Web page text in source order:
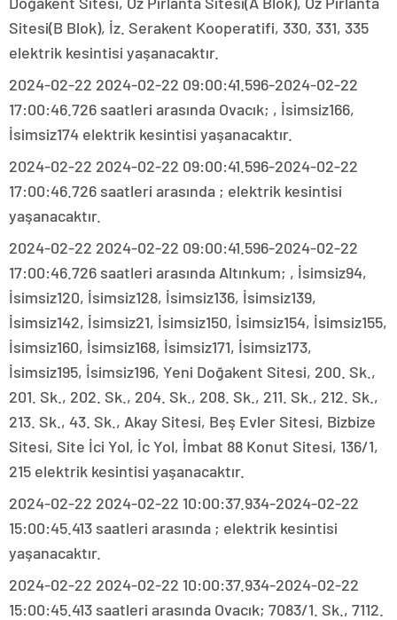
Sitesi(B Blok), İz. Serakent Kooperatifi, 330, 331, 335
elektrik kesintisi yaşanacaktır.
2024-02-22 2024-02-22 09:00:41.596-2024-02-22
17:00:46.726 saatleri arasında Ovacık; , İsimsiz166,
İsimsiz174 elektrik kesintisi yaşanacaktır.
2024-02-22 2024-02-22 09:00:41.596-2024-02-22
17:00:46.726 saatleri arasında ; elektrik kesintisi
yaşanacaktır.
2024-02-22 2024-02-22 09:00:41.596-2024-02-22
17:00:46.726 saatleri arasında Altınkum; , İsimsiz94,
İsimsiz120, İsimsiz128, İsimsiz136, İsimsiz139,
İsimsiz142, İsimsiz21, İsimsiz150, İsimsiz154, İsimsiz155,
İsimsiz160, İsimsiz168, İsimsiz171, İsimsiz173,
İsimsiz195, İsimsiz196, Yeni Doğakent Sitesi, 200. Sk.,
201. Sk., 202. Sk., 204. Sk., 208. Sk., 211. Sk., 212. Sk.,
213. Sk., 43. Sk., Akay Sitesi, Beş Evler Sitesi, Bizbize
Sitesi, Site İci Yol, İc Yol, İmbat 88 Konut Sitesi, 136/1,
215 elektrik kesintisi yaşanacaktır.
2024-02-22 2024-02-22 10:00:37.934-2024-02-22
15:00:45.413 saatleri arasında ; elektrik kesintisi
yaşanacaktır.
2024-02-22 2024-02-22 10:00:37.934-2024-02-22
15:00:45.413 saatleri arasında Ovacık; 7083/1. Sk., 7112.